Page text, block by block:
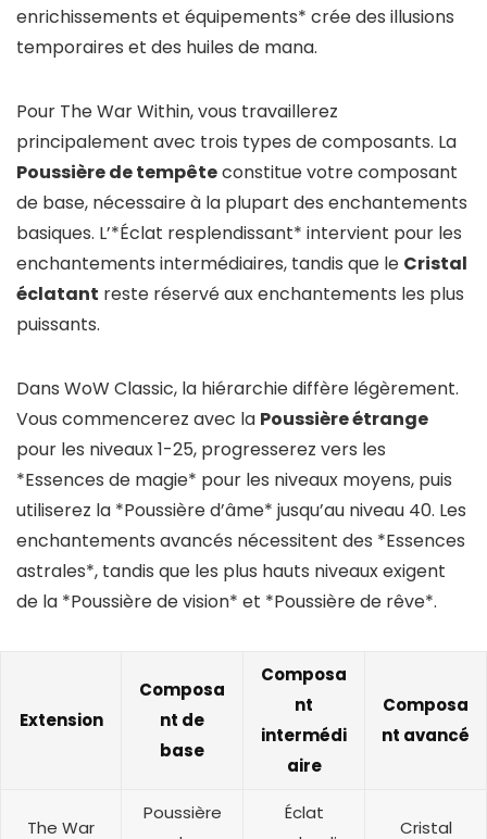
enrichissements et équipements* crée des illusions
temporaires et des huiles de mana.
Pour The War Within, vous travaillerez
principalement avec trois types de composants. La
Poussière de tempêteconstitue votre composant
de base, nécessaire à la plupart des enchantements
basiques. L’*Éclat resplendissant* intervient pour les
enchantements intermédiaires, tandis que le Cristal
éclatant reste réservé aux enchantements les plus
puissants.
Dans WoW Classic, la hiérarchie diffère légèrement.
Vous commencerez avec la Poussière étrange
pour les niveaux 1-25, progresserez vers les
*Essences de magie* pour les niveaux moyens, puis
utiliserez la *Poussière d’âme* jusqu’au niveau 40. Les
enchantements avancés nécessitent des *Essences
astrales*, tandis que les plus hauts niveaux exigent
de la *Poussière de vision* et *Poussière de rêve*.
Extension
Composa
nt de
base
Composa
nt
intermédi
aire
Composa
nt avancé
The War
Poussière
Éclat
Cristal